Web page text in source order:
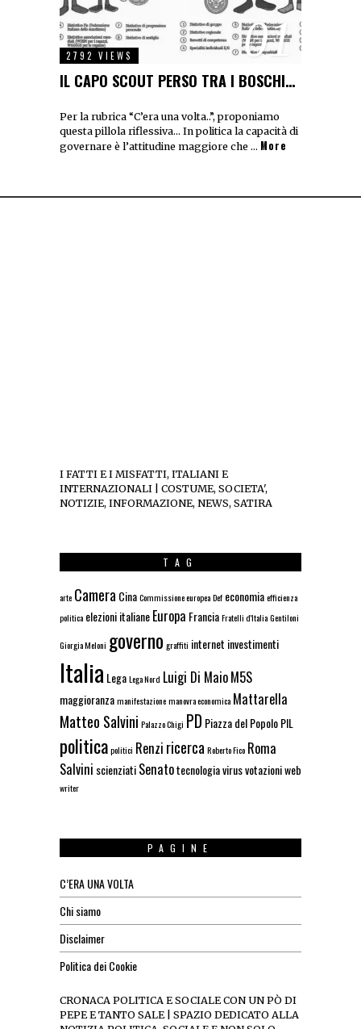
01
2792 VIEWS
IL CAPO SCOUT PERSO TRA I BOSCHI…
Per la rubrica “C’era una volta..”, proponiamo
questa pillola riflessiva… In politica la capacità di
governare è l’attitudine maggiore che … More
I FATTI E I MISFATTI, ITALIANI E
INTERNAZIONALI | COSTUME, SOCIETA',
NOTIZIE, INFORMAZIONE, NEWS, SATIRA
TAG
arte Camera CinaCommissione europeaDef economiaefficienza
politica elezioni italianeEuropa FranciaFratelli d'ItaliaGentiloni
Giorgia Meloni governo graffiti internet investimenti
Italia LegaLega Nord Luigi Di MaioM5S
maggioranzamanifestazionemanovra economica Mattarella
Matteo Salvini Palazzo Chigi PD Piazza del PopoloPIL
politicapolitici Renzi ricerca Roberto Fico Roma
Salvini scienziatiSenatotecnologiavirusvotazioniweb
writer
PAGINE
C’ERA UNA VOLTA
Chi siamo
Disclaimer
Politica dei Cookie
CRONACA POLITICA E SOCIALE CON UN PÒ DI
PEPE E TANTO SALE | SPAZIO DEDICATO ALLA